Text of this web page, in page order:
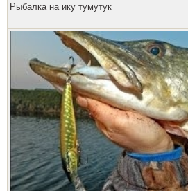
Рыбалка на ику тумутук